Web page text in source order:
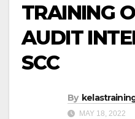
TRAINING
AUDIT
SCC
By
MAY 18, 2022